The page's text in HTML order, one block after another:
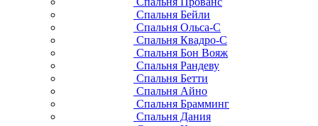
Спальня Бейли
Спальня Ольса-С
Спальня Квадро-С
Спальня Бон Вояж
Спальня Рандеву
Спальня Бетти
Спальня Айно
Спальня Брамминг
Спальня Дания